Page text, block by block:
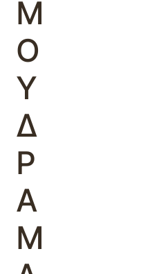
Μ
Ο
Υ
Δ
Ρ
Α
Μ